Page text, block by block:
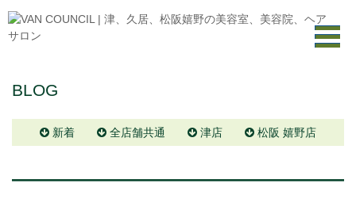
BLOG
新着 全店舗共通 津店 松阪 嬉野店